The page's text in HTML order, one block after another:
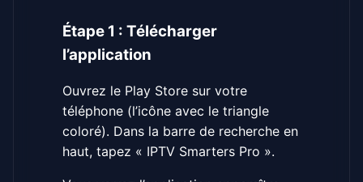
Étape 1 : Télécharger
l’application
Ouvrez le Play Store sur votre
téléphone (l’icône avec le triangle
coloré). Dans la barre de recherche en
haut, tapez « IPTV Smarters Pro ».